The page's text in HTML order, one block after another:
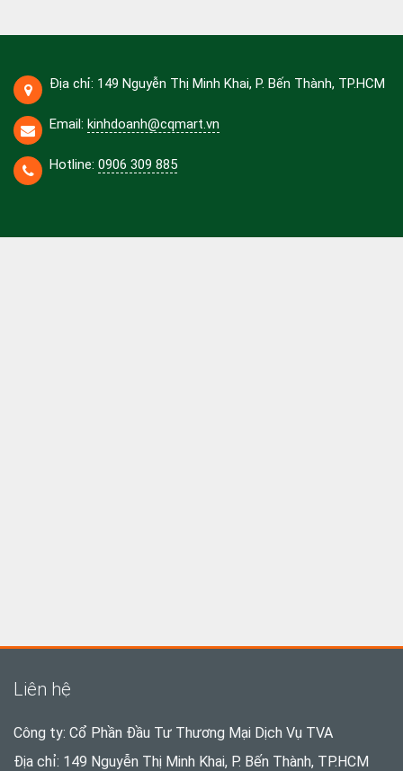
Địa chỉ: 149 Nguyễn Thị Minh Khai, P. Bến Thành, TP.HCM
Email: kinhdoanh@cqmart.vn
Hotline: 0906 309 885
Liên hệ
Công ty: Cổ Phần Đầu Tư Thương Mại Dịch Vụ TVA
Địa chỉ: 149 Nguyễn Thị Minh Khai, P. Bến Thành, TP.HCM